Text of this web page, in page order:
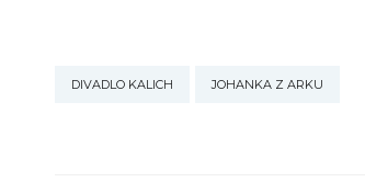
DIVADLO KALICH JOHANKA Z ARKU